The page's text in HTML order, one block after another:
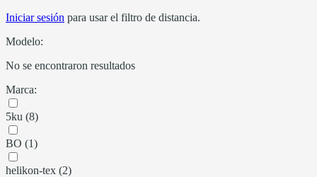
Iniciar sesión para usar el filtro de distancia.
Modelo:
No se encontraron resultados
Marca:
5ku (8)
BO (1)
helikon-tex (2)